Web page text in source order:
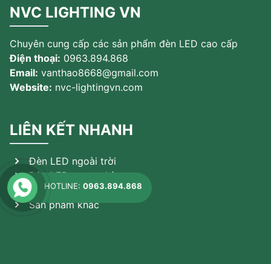
NVC LIGHTING VN
Chuyên cung cấp các sản phẩm đèn LED cao cấp
Điện thoại: 0963.894.868
Email: vanthao8668@gmail.com
Website: nvc-lightingvn.com
LIÊN KẾT NHANH
Đèn LED ngoài trời
Đèn LED trong nhà
Đèn theo ứng dụng
Sản phẩm khác
HOTLINE:0963.894.868